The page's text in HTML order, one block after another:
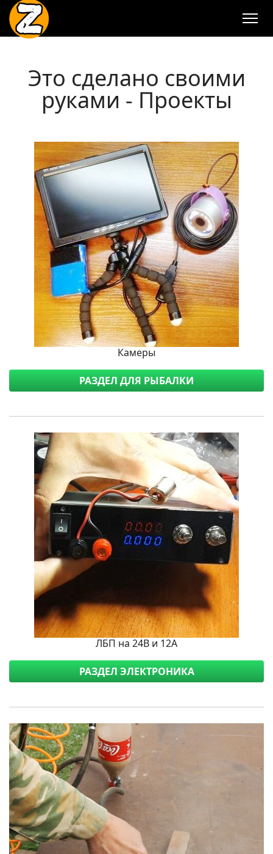
Это сделано своими
руками - Проекты
Камеры
РАЗДЕЛ ДЛЯ РЫБАЛКИ
ЛБП на 24В и 12А
РАЗДЕЛ ЭЛЕКТРОНИКА